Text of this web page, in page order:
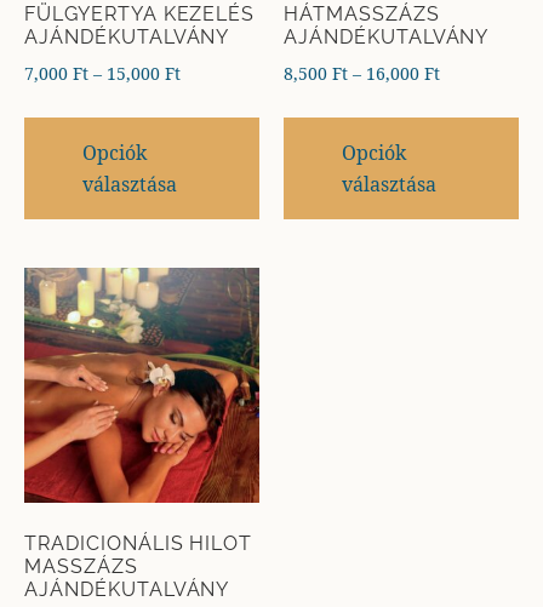
FÜLGYERTYA KEZELÉS
AJÁNDÉKUTALVÁNY
7,000 Ft – 15,000 Ft
Opciók
választása
HÁTMASSZÁZS
AJÁNDÉKUTALVÁNY
8,500 Ft – 16,000 Ft
Opciók
választása
TRADICIONÁLIS HILOT
MASSZÁZS
AJÁNDÉKUTALVÁNY